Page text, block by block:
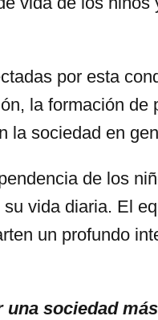
por esta
la formación
la sociedad en
de los
vida diaria. El
un profundo
sociedad